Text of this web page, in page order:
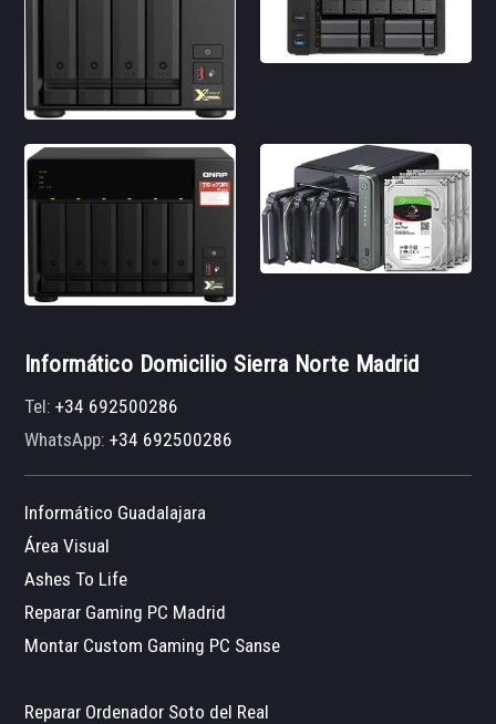
Informático Domicilio Sierra Norte Madrid
Tel:+34 692500286
WhatsApp:+34 692500286
Informático Guadalajara
Área Visual
Ashes To Life
Reparar Gaming PC Madrid
Montar Custom Gaming PC Sanse
Reparar Ordenador Soto del Real